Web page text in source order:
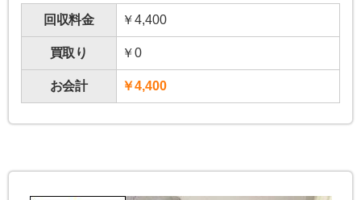
回収料金 ￥4,400
買取り ￥0
お会計 ￥4,400